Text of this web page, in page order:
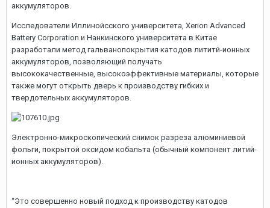
аккумуляторов.
Исследователи Иллинойсского университета, Xerion Advanced
Battery Corporation и Нанкинского университета в Китае
разработали метод гальванопокрытия катодов лититй-ионных
аккумуляторов, позволяющий получать
высококачественные, высокоэффективные материалы, которые
также могут открыть дверь к производству гибких и
твердотельных аккумуляторов.
Электронно-микроскопический снимок разреза алюминиевой
фольги, покрытой оксидом кобальта (обычный компонент литий-
ионных аккумуляторов).
“Это совершенно новый подход к производству катодов